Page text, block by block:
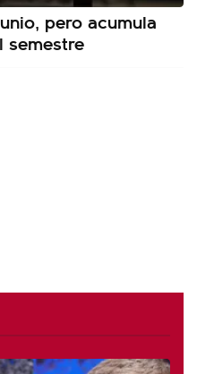
pero acumula
semestre